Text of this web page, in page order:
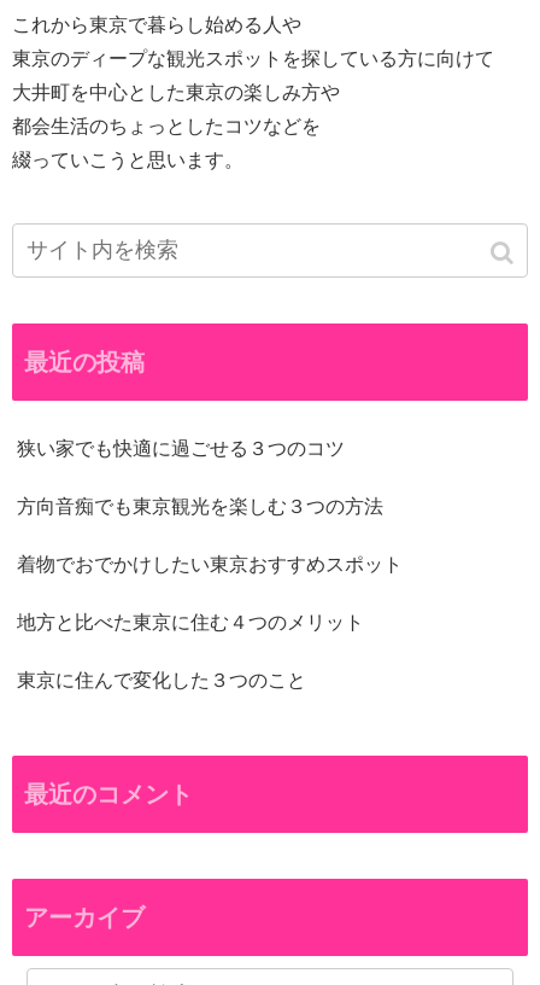
これから東京で暮らし始める人や
東京のディープな観光スポットを探している方に向けて
大井町を中心とした東京の楽しみ方や
都会生活のちょっとしたコツなどを
綴っていこうと思います。
最近の投稿
狭い家でも快適に過ごせる３つのコツ
方向音痴でも東京観光を楽しむ３つの方法
着物でおでかけしたい東京おすすめスポット
地方と比べた東京に住む４つのメリット
東京に住んで変化した３つのこと
最近のコメント
アーカイブ